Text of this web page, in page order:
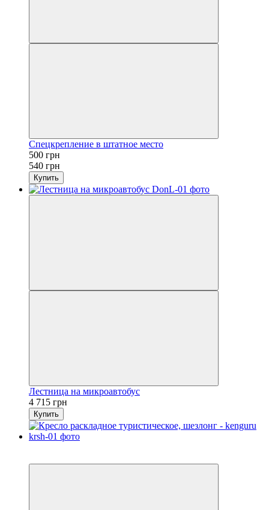
Спецкрепление в штатное место
500 грн
540 грн
Купить
Лестница на микроавтобус
4 715 грн
Купить